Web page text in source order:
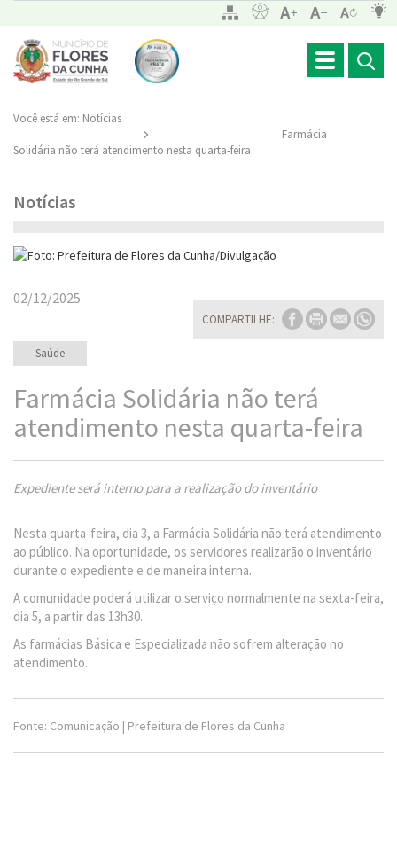
Toggle
navigation
Você está em: Notícias
Farmácia
Solidária não terá atendimento nesta quarta-feira
Notícias
COMPARTILHE:
02/12/2025
Saúde
Farmácia Solidária não terá
atendimento nesta quarta-feira
Expediente será interno para a realização do inventário
Nesta quarta-feira, dia 3, a Farmácia Solidária não terá atendimento
ao público. Na oportunidade, os servidores realizarão o inventário
durante o expediente e de maneira interna.
A comunidade poderá utilizar o serviço normalmente na sexta-feira,
dia 5, a partir das 13h30.
As farmácias Básica e Especializada não sofrem alteração no
atendimento.
Fonte: Comunicação | Prefeitura de Flores da Cunha